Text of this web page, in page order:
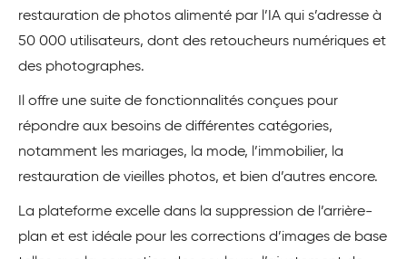
restauration de photos alimenté par l’IA qui s’adresse à
50 000 utilisateurs, dont des retoucheurs numériques et
des photographes.
Il offre une suite de fonctionnalités conçues pour
répondre aux besoins de différentes catégories,
notamment les mariages, la mode, l’immobilier, la
restauration de vieilles photos, et bien d’autres encore.
La plateforme excelle dans la suppression de l’arrière-
plan et est idéale pour les corrections d’images de base